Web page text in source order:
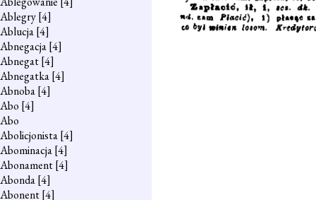
Ablegry[4]
Ablucja[4]
Abnegacja[4]
Abnegat[4]
Abnegatka[4]
Abnoba[4]
Abo [4]
Abo
Abolicjonista[4]
Abominacja[4]
Abonament[4]
Abonda[4]
Abonent[4]